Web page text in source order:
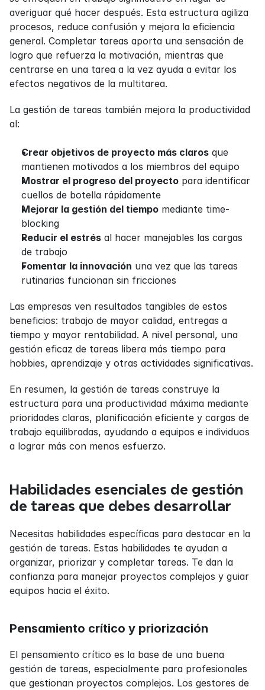
averiguar qué hacer después. Esta estructura agiliza
procesos, reduce confusión y mejora la eficiencia
general. Completar tareas aporta una sensación de
logro que refuerza la motivación, mientras que
centrarse en una tarea a la vez ayuda a evitar los
efectos negativos de la multitarea.
La gestión de tareas también mejora la productividad
al:
Crear objetivos de proyecto más claros que
mantienen motivados a los miembros del equipo
Mostrar el progreso del proyecto para identificar
cuellos de botella rápidamente
Mejorar la gestión del tiempo mediante time-
blocking
Reducir el estrés al hacer manejables las cargas
de trabajo
Fomentar la innovación una vez que las tareas
rutinarias funcionan sin fricciones
Las empresas ven resultados tangibles de estos
beneficios: trabajo de mayor calidad, entregas a
tiempo y mayor rentabilidad. A nivel personal, una
gestión eficaz de tareas libera más tiempo para
hobbies, aprendizaje y otras actividades significativas.
En resumen, la gestión de tareas construye la
estructura para una productividad máxima mediante
prioridades claras, planificación eficiente y cargas de
trabajo equilibradas, ayudando a equipos e individuos
a lograr más con menos esfuerzo.
Habilidades esenciales de gestión
de tareas que debes desarrollar
Necesitas habilidades específicas para destacar en la
gestión de tareas. Estas habilidades te ayudan a
organizar, priorizar y completar tareas. Te dan la
confianza para manejar proyectos complejos y guiar
equipos hacia el éxito.
Pensamiento crítico y priorización
El pensamiento crítico es la base de una buena
gestión de tareas, especialmente para profesionales
que gestionan proyectos complejos. Los gestores de